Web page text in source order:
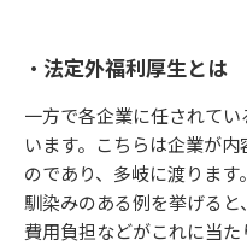
・法定外福利厚生とは
一方で各企業に任されて
います。こちらは企業が
のであり、多岐に渡ります。
馴染みのある例を挙げる
費用負担などがこれに当た